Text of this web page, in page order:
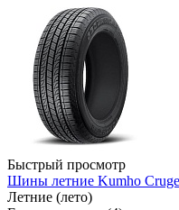
Быстрый просмотр
Шины летние Kumho
Летние (лето)